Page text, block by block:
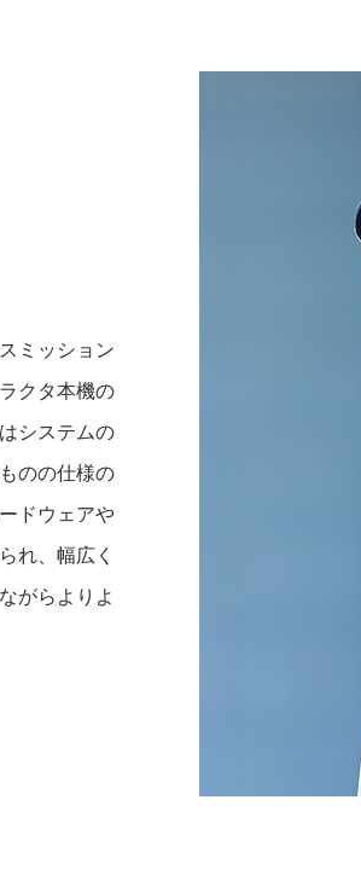
ミッション
クタ本機の
システムの
のの仕様の
ドウェアや
れ、幅広く
がらよりよ